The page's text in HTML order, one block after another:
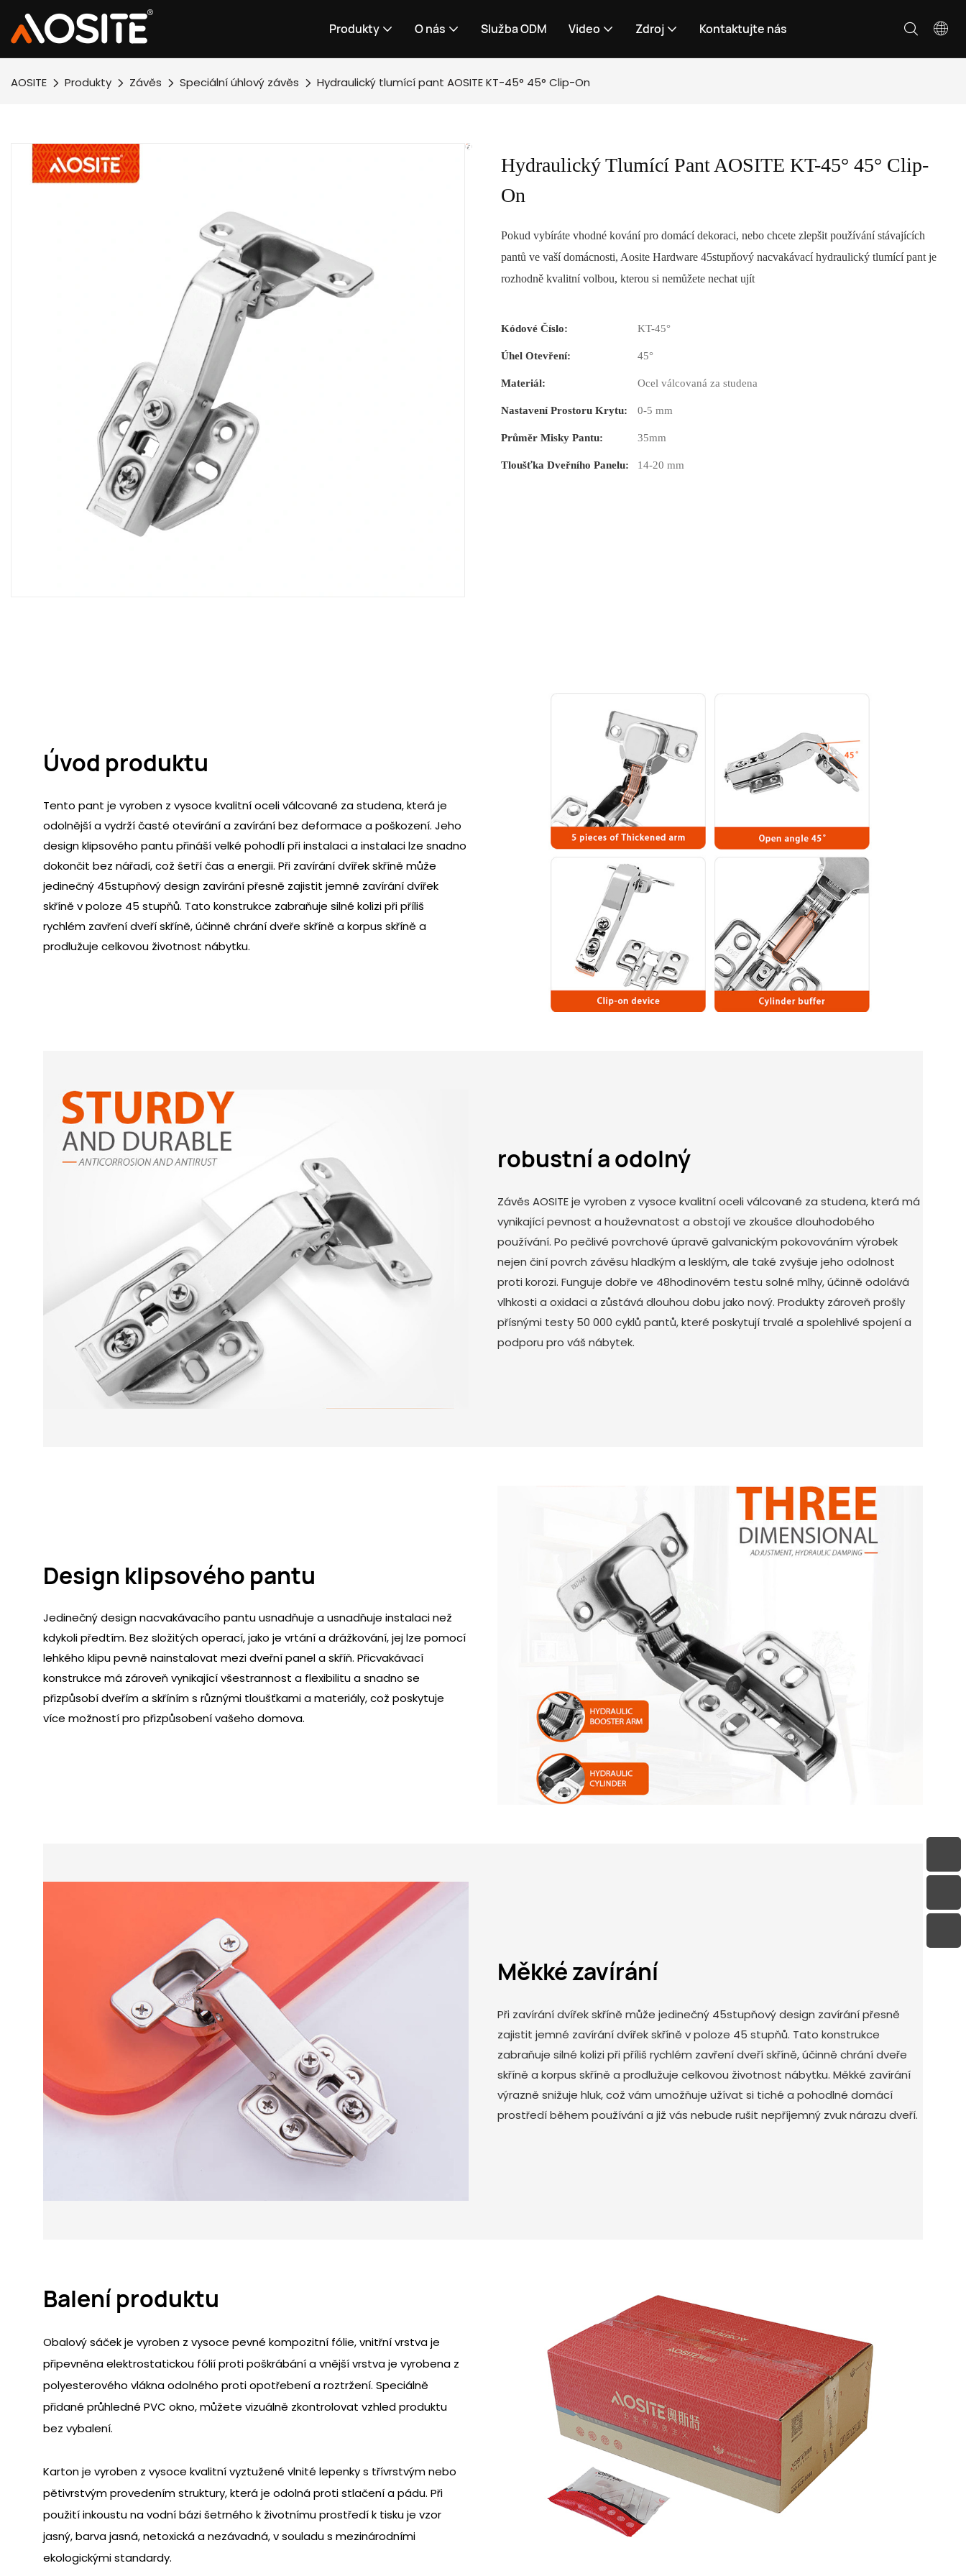
Produkty O nás Služba ODM Video Zdroj Kontaktujte nás
AOSITE Produkty Závěs Speciální úhlový závěs Hydraulický tlumící pant AOSITE KT-45° 45° Clip-On
Hydraulický Tlumící Pant AOSITE KT-45° 45° Clip-
On
Pokud vybíráte vhodné kování pro domácí dekoraci, nebo chcete zlepšit používání stávajících
pantů ve vaší domácnosti, Aosite Hardware 45stupňový nacvakávací hydraulický tlumící pant je
rozhodně kvalitní volbou, kterou si nemůžete nechat ujít
Kódové Číslo: KT-45°
Úhel Otevření: 45°
Materiál: Ocel válcovaná za studena
Nastavení Prostoru Krytu: 0-5 mm
Průměr Misky Pantu: 35mm
Tloušťka Dveřního Panelu: 14-20 mm
Úvod produktu
Tento pant je vyroben z vysoce kvalitní oceli válcované za studena, která je
odolnější a vydrží časté otevírání a zavírání bez deformace a poškození. Jeho
design klipsového pantu přináší velké pohodlí při instalaci a instalaci lze snadno
dokončit bez nářadí, což šetří čas a energii. Při zavírání dvířek skříně může
jedinečný 45stupňový design zavírání přesně zajistit jemné zavírání dvířek
skříně v poloze 45 stupňů. Tato konstrukce zabraňuje silné kolizi při příliš
rychlém zavření dveří skříně, účinně chrání dveře skříně a korpus skříně a
prodlužuje celkovou životnost nábytku.
robustní a odolný
Závěs AOSITE je vyroben z vysoce kvalitní oceli válcované za studena, která má
vynikající pevnost a houževnatost a obstojí ve zkoušce dlouhodobého
používání. Po pečlivé povrchové úpravě galvanickým pokovováním výrobek
nejen činí povrch závěsu hladkým a lesklým, ale také zvyšuje jeho odolnost
proti korozi. Funguje dobře ve 48hodinovém testu solné mlhy, účinně odolává
vlhkosti a oxidaci a zůstává dlouhou dobu jako nový. Produkty zároveň prošly
přísnými testy 50 000 cyklů pantů, které poskytují trvalé a spolehlivé spojení a
podporu pro váš nábytek.
Design klipsového pantu
Jedinečný design nacvakávacího pantu usnadňuje a usnadňuje instalaci než
kdykoli předtím. Bez složitých operací, jako je vrtání a drážkování, jej lze pomocí
lehkého klipu pevně nainstalovat mezi dveřní panel a skříň. Přicvakávací
konstrukce má zároveň vynikající všestrannost a flexibilitu a snadno se
přizpůsobí dveřím a skříním s různými tloušťkami a materiály, což poskytuje
více možností pro přizpůsobení vašeho domova.
Měkké zavírání
Při zavírání dvířek skříně může jedinečný 45stupňový design zavírání přesně
zajistit jemné zavírání dvířek skříně v poloze 45 stupňů. Tato konstrukce
zabraňuje silné kolizi při příliš rychlém zavření dveří skříně, účinně chrání dveře
skříně a korpus skříně a prodlužuje celkovou životnost nábytku. Měkké zavírání
výrazně snižuje hluk, což vám umožňuje užívat si tiché a pohodlné domácí
prostředí během používání a již vás nebude rušit nepříjemný zvuk nárazu dveří.
Balení produktu
Obalový sáček je vyroben z vysoce pevné kompozitní fólie, vnitřní vrstva je
připevněna elektrostatickou fólií proti poškrábání a vnější vrstva je vyrobena z
polyesterového vlákna odolného proti opotřebení a roztržení. Speciálně
přidané průhledné PVC okno, můžete vizuálně zkontrolovat vzhled produktu
bez vybalení.
Karton je vyroben z vysoce kvalitní vyztužené vlnité lepenky s třívrstvým nebo
pětivrstvým provedením struktury, která je odolná proti stlačení a pádu. Při
použití inkoustu na vodní bázi šetrného k životnímu prostředí k tisku je vzor
jasný, barva jasná, netoxická a nezávadná, v souladu s mezinárodními
ekologickými standardy.